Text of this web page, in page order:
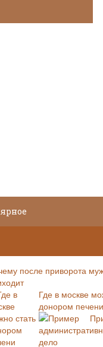
после приворота
Где в москве
донором печени